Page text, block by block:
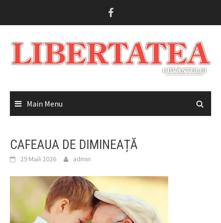
Main Menu
CAFEAUA DE DIMINEAȚĂ
29 Май 2026 admin